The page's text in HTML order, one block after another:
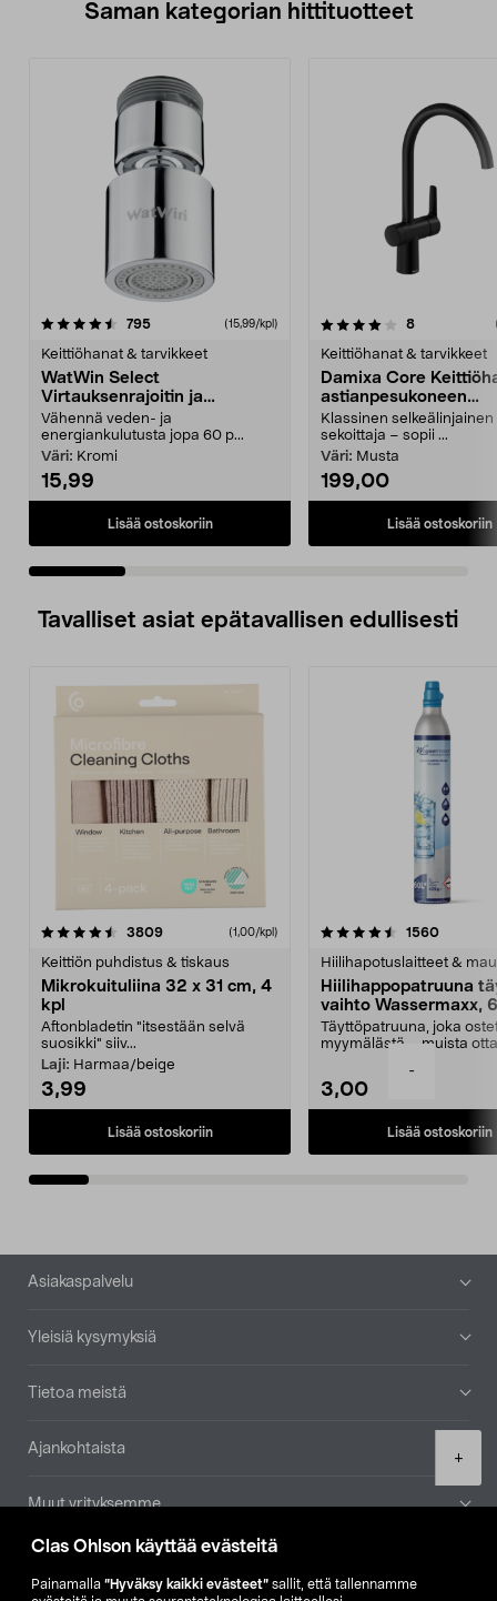
Clas Ohlson käyttää evästeitä
Painamalla ”Hyväksy kaikki evästeet” sallit, että tallennamme
-
+
Saman kategorian hittituotteet
795arvostelut (15,99/kpl)
Keittiöhanat & tarvikkeet
WatWin Select
Virtauksenrajoitin ja
pallonivel, keittiöhanaan
Vähennä veden- ja
energiankulutusta jopa 60 p...
Väri: Kromi
15,99
Lisää ostoskoriin
4.0 viidestä
8arvostelut
Keittiöhanat & tarvikkeet
Damixa Core
astianpesukoneen
sulkuventtiili
Klassinen selkeälinjainen
sekoittaja – sopii ...
Väri: Musta
199,00
Lisää ostoskoriin
4.5 viidestä
Tavalliset asiat epätavallisen edullisesti
3809arvostelut (1,00/kpl)
Keittiön puhdistus & tiskaus
Mikrokuituliina 32 x 31 cm, 4
kpl
Aftonbladetin "itsestään selvä
suosikki" siiv...
Laji: Harmaa/beige
3,99
Lisää ostoskoriin
4.5viidestä
1560
Hiilihapotuslaitteet &
Hiilihappopatruuna
vaihto Wassermaxx,
Täyttöpatruuna, joka
myymälästä – muista
3,00
Lisää ostoskoriin
4.5viidestä
Alatunniste
Asiakaspalvelu
Yleisiä kysymyksiä
Tietoa meistä
Ajankohtaista
Muut yrityksemme
Etsi myymälä